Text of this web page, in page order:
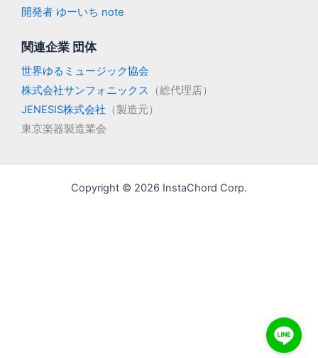
開発者 ゆーいち note
関連企業 団体
世界ゆるミュージック協会
株式会社サンフォニックス
（総代理店）
JENESIS株式会社 （製造元）
東京楽器製造業会
Copyright © 2026 InstaChord Corp.